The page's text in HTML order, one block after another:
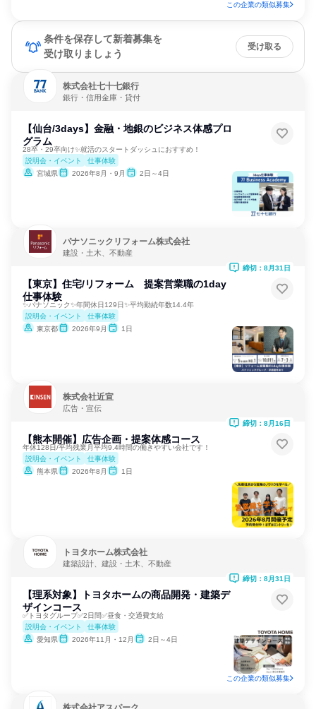
この企業の類似募集
条件を保存して新着募集を
受け取りましょう
受け取る
株式会社七十七銀行
銀行・信用金庫・貸付
【仙台/3days】金融・地銀のビジネス体感プロ
グラム
28卒・29卒向け✨就活のスタートダッシュにおすすめ！
説明会・イベント
仕事体験
宮城県
2026年8月・9月 2日～4日
パナソニックリフォーム株式会社
建設・土木、不動産
【東京】住宅/リフォーム 提案営業職の1day
仕事体験
✨パナソニック✨年間休日129日✨平均勤続年数14.4年
説明会・イベント
仕事体験
東京都
2026年9月 1日
締切：8月31日
株式会社近宣
広告・宣伝
【熊本開催】広告企画・提案体感コース
年休128日/平均残業月平均9.4時間の働きやすい会社です！
説明会・イベント
仕事体験
熊本県
2026年8月 1日
締切：8月16日
トヨタホーム株式会社
建築設計、建設・土木、不動産
【理系対象】トヨタホームの商品開発・建築デ
ザインコース
✅トヨタグループ✅2日間✅昼食・交通費支給
説明会・イベント
仕事体験
愛知県
2026年11月・12月 2日～4日
締切：8月31日
この企業の類似募集